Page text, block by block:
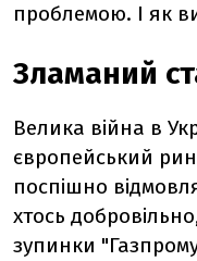
проблемою. І як
Зламаний
Велика війна в
європейський
поспішно
хтось
зупинки